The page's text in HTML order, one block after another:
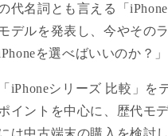
代名詞とも言える「
デルを発表し、今やその
を選べばいいのか？
iPhoneシリーズ 比較」
イントを中心に、歴代モ
は中古端末の購入を検討